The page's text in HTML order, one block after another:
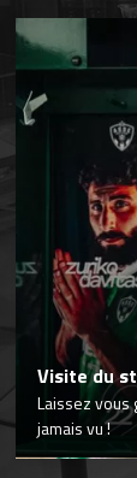
Visite du
Laissez vous
jamais vu !